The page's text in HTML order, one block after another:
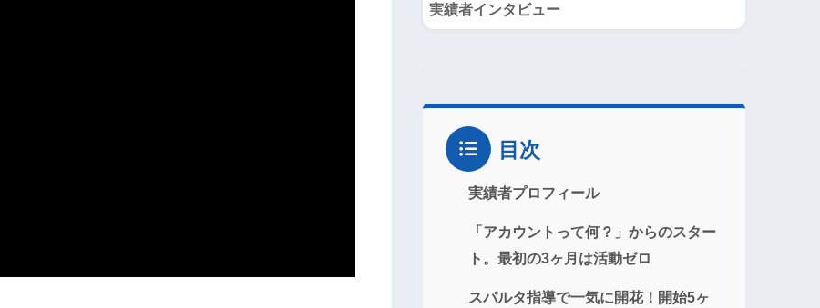
実績者インタビュー
目次
実績者プロフィール
「アカウントって何？」からのスター
ト。最初の3ヶ月は活動ゼロ
スパルタ指導で一気に開花！開始5ヶ